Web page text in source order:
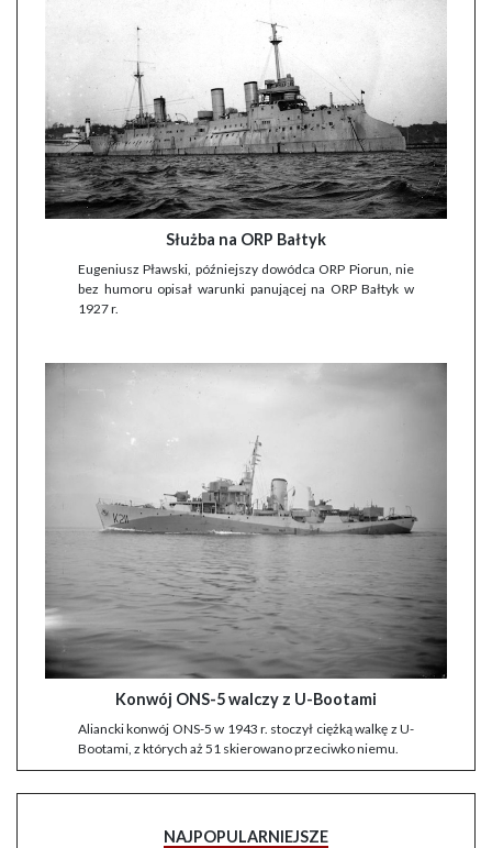
Służba na ORP Bałtyk
Eugeniusz Pławski, późniejszy dowódca ORP Piorun, nie
bez humoru opisał warunki panującej na ORP Bałtyk w
1927 r.
Konwój ONS-5 walczy z U-Bootami
Aliancki konwój ONS-5 w 1943 r. stoczył ciężką walkę z U-
Bootami, z których aż 51 skierowano przeciwko niemu.
NAJPOPULARNIEJSZE